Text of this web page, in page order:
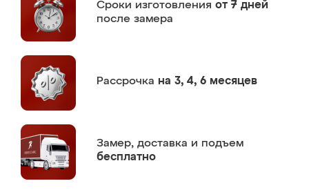
Сроки изготовления от 7 дней
после замера
Рассрочка на 3, 4, 6 месяцев
Замер, доставка и подъем
бесплатно